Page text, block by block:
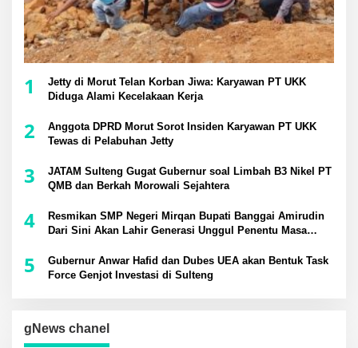
1
Jetty di Morut Telan Korban Jiwa: Karyawan PT UKK
Diduga Alami Kecelakaan Kerja
2
Anggota DPRD Morut Sorot Insiden Karyawan PT UKK
Tewas di Pelabuhan Jetty
3
JATAM Sulteng Gugat Gubernur soal Limbah B3 Nikel PT
QMB dan Berkah Morowali Sejahtera
4
Resmikan SMP Negeri Mirqan Bupati Banggai Amirudin
Dari Sini Akan Lahir Generasi Unggul Penentu Masa
5
Gubernur Anwar Hafid dan Dubes UEA akan Bentuk Task
Force Genjot Investasi di Sulteng
gNews chanel